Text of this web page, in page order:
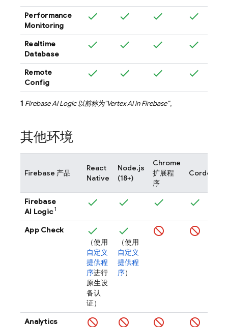
Performance
Monitoring
Realtime
Database
Remote
Config
1 Firebase AI Logic以前称为“Vertex AI in Firebase”。
其他环境
Firebase 产品
React
Native
Node.js
(18+)
Chrome
扩展程
序
Cordova
Firebase
AI Logic 1
App Check
（使用
自定义
提供程
序进行
原生设
备认
证）
（使用
自定义
提供程
序）
Analytics